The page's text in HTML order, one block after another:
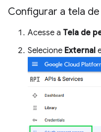
Configurar a tela
Acesse a Tela de
Selecione External